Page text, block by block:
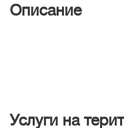
Описание
Услуги на